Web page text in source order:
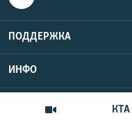
КТА
ПОДДЕРЖКА
ИНФО
Copyright
UTC+3